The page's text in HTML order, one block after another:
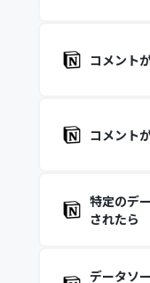
コメント
コメント
特定のデ
されたら
データソ